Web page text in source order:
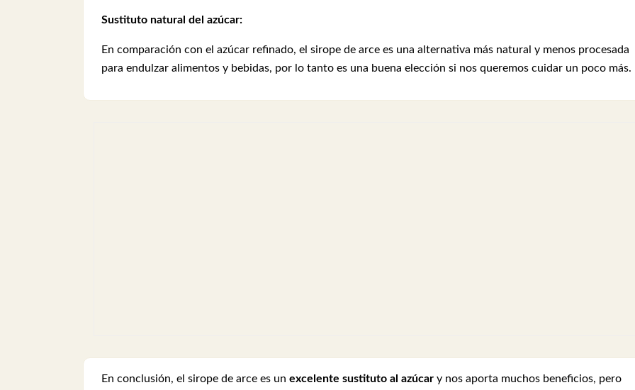
Sustituto natural del azúcar:
En comparación con el azúcar refinado, el sirope de arce es una alternativa más natural y menos procesada
para endulzar alimentos y bebidas, por lo tanto es una buena elección si nos queremos cuidar un poco más.
En conclusión, el sirope de arce es un excelente sustituto al azúcar y nos aporta muchos beneficios, pero